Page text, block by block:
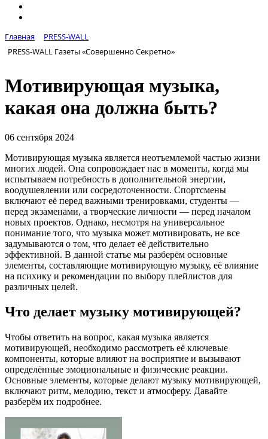
Главная
PRESS-WALL
PRESS-WALL Газеты «Совершенно Секретно»
Мотивирующая музыка,
какая она должна быть?
06 сентября 2024
Мотивирующая музыка является неотъемлемой частью жизни
многих людей. Она сопровождает нас в моменты, когда мы
испытываем потребность в дополнительной энергии,
воодушевлении или сосредоточенности. Спортсмены
включают её перед важными тренировками, студенты —
перед экзаменами, а творческие личности — перед началом
новых проектов. Однако, несмотря на универсальное
понимание того, что музыка может мотивировать, не все
задумываются о том, что делает её действительно
эффективной. В данной статье мы разберём основные
элементы, составляющие мотивирующую музыку, её влияние
на психику и рекомендации по выбору плейлистов для
различных целей.
Что делает музыку мотивирующей?
Чтобы ответить на вопрос, какая музыка является
мотивирующей, необходимо рассмотреть её ключевые
компоненты, которые влияют на восприятие и вызывают
определённые эмоциональные и физические реакции.
Основные элементы, которые делают музыку мотивирующей,
включают ритм, мелодию, текст и атмосферу. Давайте
разберём их подробнее.